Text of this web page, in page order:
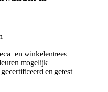
en winkelentrees
mogelijk
en getest